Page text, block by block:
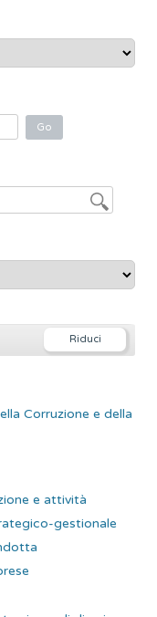
Corruzione e della
e attività
gestionale